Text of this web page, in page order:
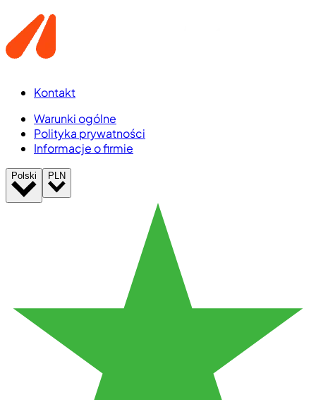
Kontakt
Warunki ogólne
Polityka prywatności
Informacje o firmie
Polski PLN